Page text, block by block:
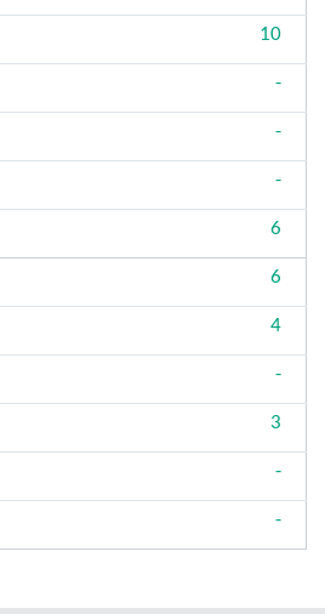
10
-
-
-
6
6
4
-
3
-
-